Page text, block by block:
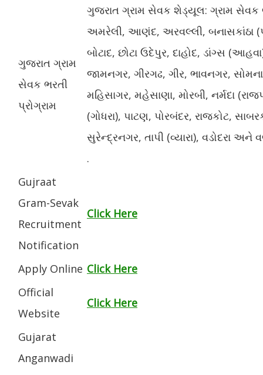
ગુજરાત ગ્રામ
સેવક ભરતી
પ્રોગ્રામ
ગુજરાત ગ્રામ સેવક શેડ્યૂલ: ગ્રામ સેવક
અમરેલી, આણંદ, અરવલ્લી, બનાસકાંઠા
બોટાદ, છોટા ઉદેપુર, દાહોદ, ડાંગ્સ
જામનગર, ગીરગઢ, ગીર, ભાવનગર,
મહિસાગર, મહેસાણા, મોરબી, નર્મદા
(ગોધરા), પાટણ, પોરબંદર, રાજકોટ,
સુરેન્દ્રનગર, તાપી (વ્યારા), વડોદરા
.
Gujraat
Gram-Sevak
Recruitment
Notification
Click Here
Apply Online Click Here
Official
Website
Click Here
Gujarat
Anganwadi